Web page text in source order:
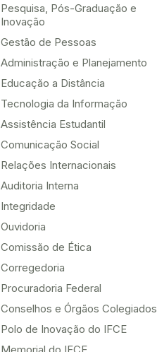
Pesquisa, Pós-Graduação e
Inovação
Gestão de Pessoas
Administração e Planejamento
Educação a Distância
Tecnologia da Informação
Assistência Estudantil
Comunicação Social
Relações Internacionais
Auditoria Interna
Integridade
Ouvidoria
Comissão de Ética
Corregedoria
Procuradoria Federal
Conselhos e Órgãos Colegiados
Polo de Inovação do IFCE